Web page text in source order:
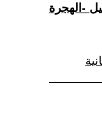
-الهجرة